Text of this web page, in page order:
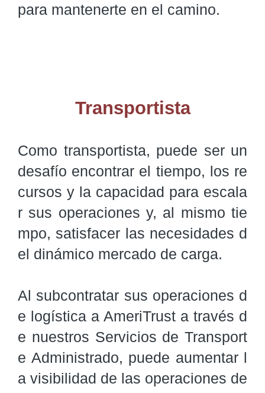
para mantenerte en el camino.
Transportista
Como transportista, puede ser un
desafío encontrar el tiempo, los re
cursos y la capacidad para escala
r sus operaciones y, al mismo tie
mpo, satisfacer las necesidades d
el dinámico mercado de carga.
Al subcontratar sus operaciones d
e logística a AmeriTrust a través d
e nuestros Servicios de Transport
e Administrado, puede aumentar l
a visibilidad de las operaciones de